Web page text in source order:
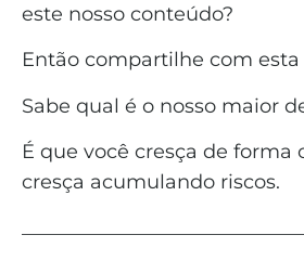
este nosso conteúdo?
Então compartilhe com esta
Sabe qual é o nosso maior
É que você cresça de forma
cresça acumulando riscos.